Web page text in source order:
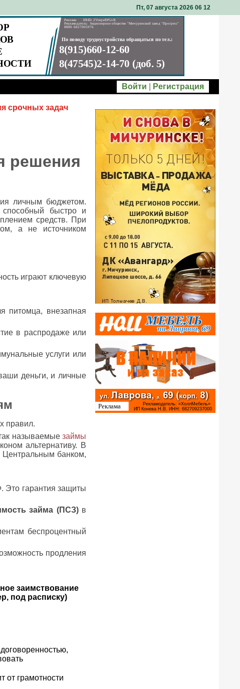
Пт, 07 августа 2026 06: 12
Войти Регистрация
срочных задач
решения
личным бюджетом.
быстро и
средств. При
а не источником
играют ключевую
питомца, внезапная
в распродаже или
услуги или
деньги, и личные
правил.
называемыезаймы
альтернативу. В
Центральным банком,
Это гарантия защиты
займа (ПСЗ)в
беспроцентный
продления
заимствование
под расписку)
от грамотности